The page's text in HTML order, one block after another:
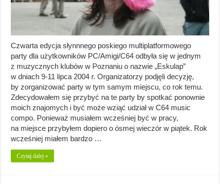
Czwarta edycja słynnnego poskiego multiplatformowego
party dla użytkowników PC/Amigi/C64 odbyła się w jednym
z muzycznych klubów w Poznaniu o nazwie „Eskulap”
w dniach 9-11 lipca 2004 r. Organizatorzy podjęli decyzję,
by zorganizować party w tym samym miejscu, co rok temu.
Zdecydowałem się przybyć na te party by spotkać ponownie
moich znajomych i być może wziąć udział w C64 music
compo. Ponieważ musiałem wcześniej być w pracy,
na miejsce przybyłem dopiero o ósmej wieczór w piątek. Rok
wcześniej miałem bardzo …
Czytaj dalej »